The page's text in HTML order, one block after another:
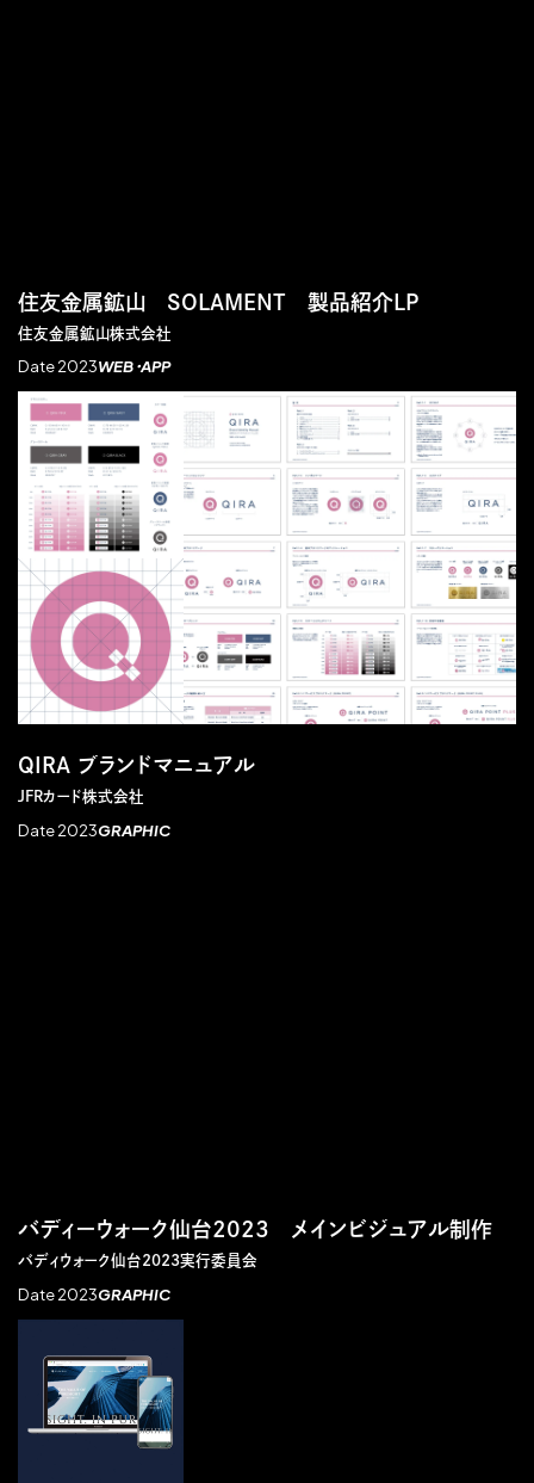
住友金属鉱山 SOLAMENT 製品紹介LP
住友金属鉱山株式会社
Date 2023WEB・APP
QIRA ブランドマニュアル
JFRカード株式会社
Date 2023GRAPHIC
バディーウォーク仙台2023 メインビジュアル制作
バディウォーク仙台2023実行委員会
Date 2023GRAPHIC